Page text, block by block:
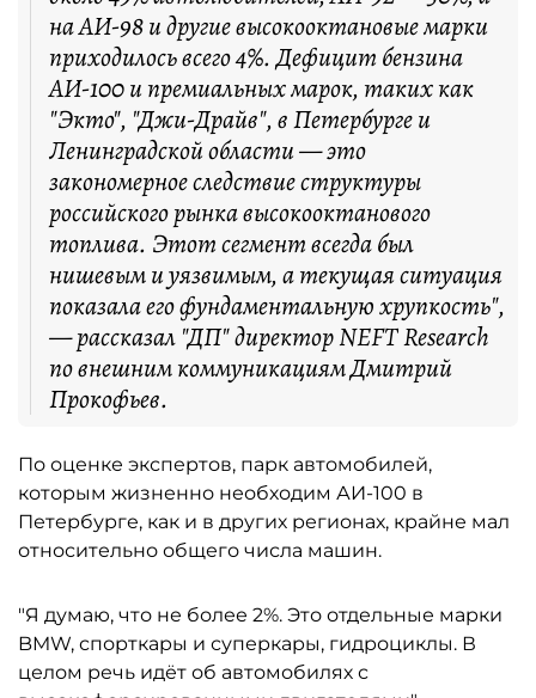
на АИ-98 и другие высокооктановые марки
приходилось всего 4%. Дефицит бензина
АИ-100 и премиальных марок, таких как
"Экто", "Джи-Драйв", в Петербурге и
Ленинградской области — это
закономерное следствие структуры
российского рынка высокооктанового
топлива. Этот сегмент всегда был
нишевым и уязвимым, а текущая ситуация
показала его фундаментальную хрупкость",
— рассказал "ДП" директор NEFT Research
по внешним коммуникациям Дмитрий
Прокофьев.
По оценке экспертов, парк автомобилей,
которым жизненно необходим АИ-100 в
Петербурге, как и в других регионах, крайне мал
относительно общего числа машин.
"Я думаю, что не более 2%. Это отдельные марки
BMW, спорткары и суперкары, гидроциклы. В
целом речь идёт об автомобилях с